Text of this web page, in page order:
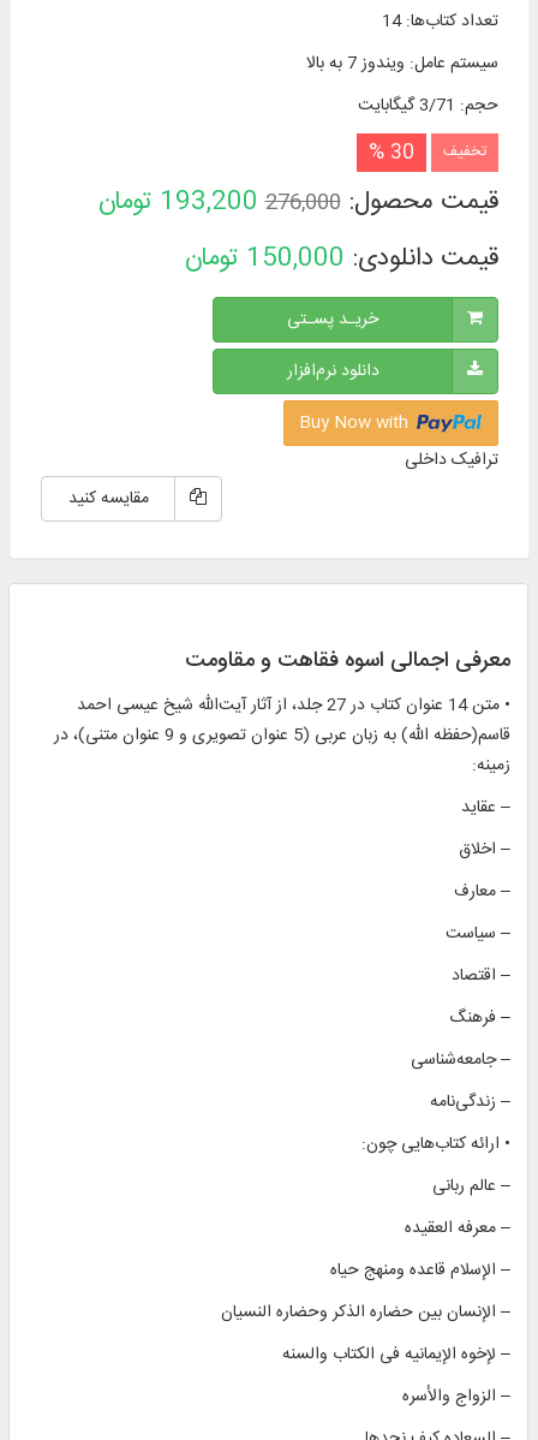
تعداد کتاب‌ها:
14
سیستم عامل: ویندوز 7 به بالا
حجم: 3/71 گیگابایت
تخفیف 30 %
قیمت محصول:276,000
193,200 تومان
قیمت دانلودی: 150,000 تومان
خریـد پسـتی
دانلود نرم‌افزار
ترافیک داخلی
مقایسه کنید
معرفی اجمالی اسوه فقاهت و مقاومت
• متن 14 عنوان کتاب در 27 جلد، از آثار آیت‌الله شیخ عیسی احمد
قاسم(حفظه الله) به زبان عربی (5 عنوان تصویری و 9 عنوان متنی)، در
زمینه:
– عقاید
– اخلاق
– معارف
– سیاست
– اقتصاد
– فرهنگ
– جامعه‌شناسی
– زندگی‌نامه
• ارائه کتاب‌هایی چون:
– عالم ربانی
– معرفه العقیده
– الإسلام قاعده ومنهج حیاه
– الإنسان بین حضاره الذکر وحضاره النسیان
– لإخوه الإیمانیه فی الکتاب والسنه
– الزواج والأسره